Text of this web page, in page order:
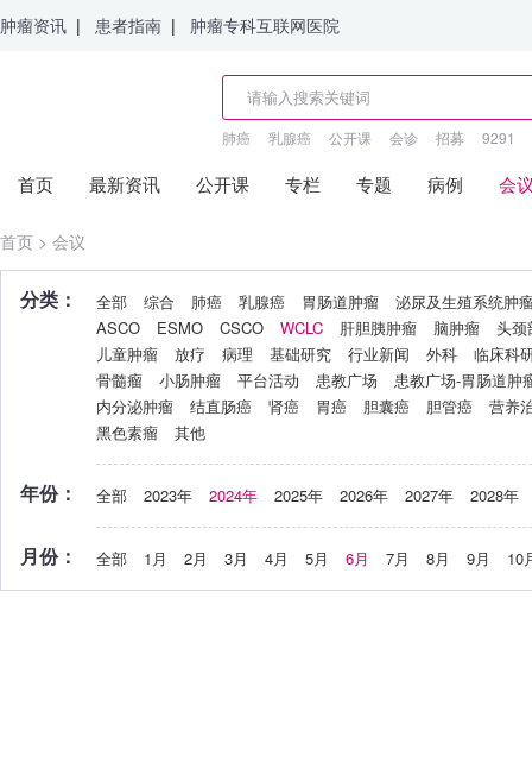
肿瘤资讯 | 患者指南 | 肿瘤专科互联网医院
肺癌 乳腺癌 公开课 会诊 招募 9291
首页 最新资讯 公开课 专栏 专题 病例 会
首页 > 会议
分类： 全部 综合 肺癌 乳腺癌 胃肠道肿瘤
泌尿及生殖系统肿
ASCO
ESMO CSCO WCLC 肝胆胰肿瘤 脑肿瘤
头颈
儿童肿瘤
放疗 病理 基础研究 行业新闻 外科
临床科
骨髓瘤
小肠肿瘤 平台活动 患教广场
患教广场-胃肠道肿
内分泌肿瘤
结直肠癌 肾癌 胃癌 胆囊癌 胆管癌
营养
黑色素瘤
其他
年份： 全部 2023年 2024年 2025年 2026年 2027年 2028年
月份： 全部 1月 2月 3月 4月 5月 6月 7月 8月 9月 10